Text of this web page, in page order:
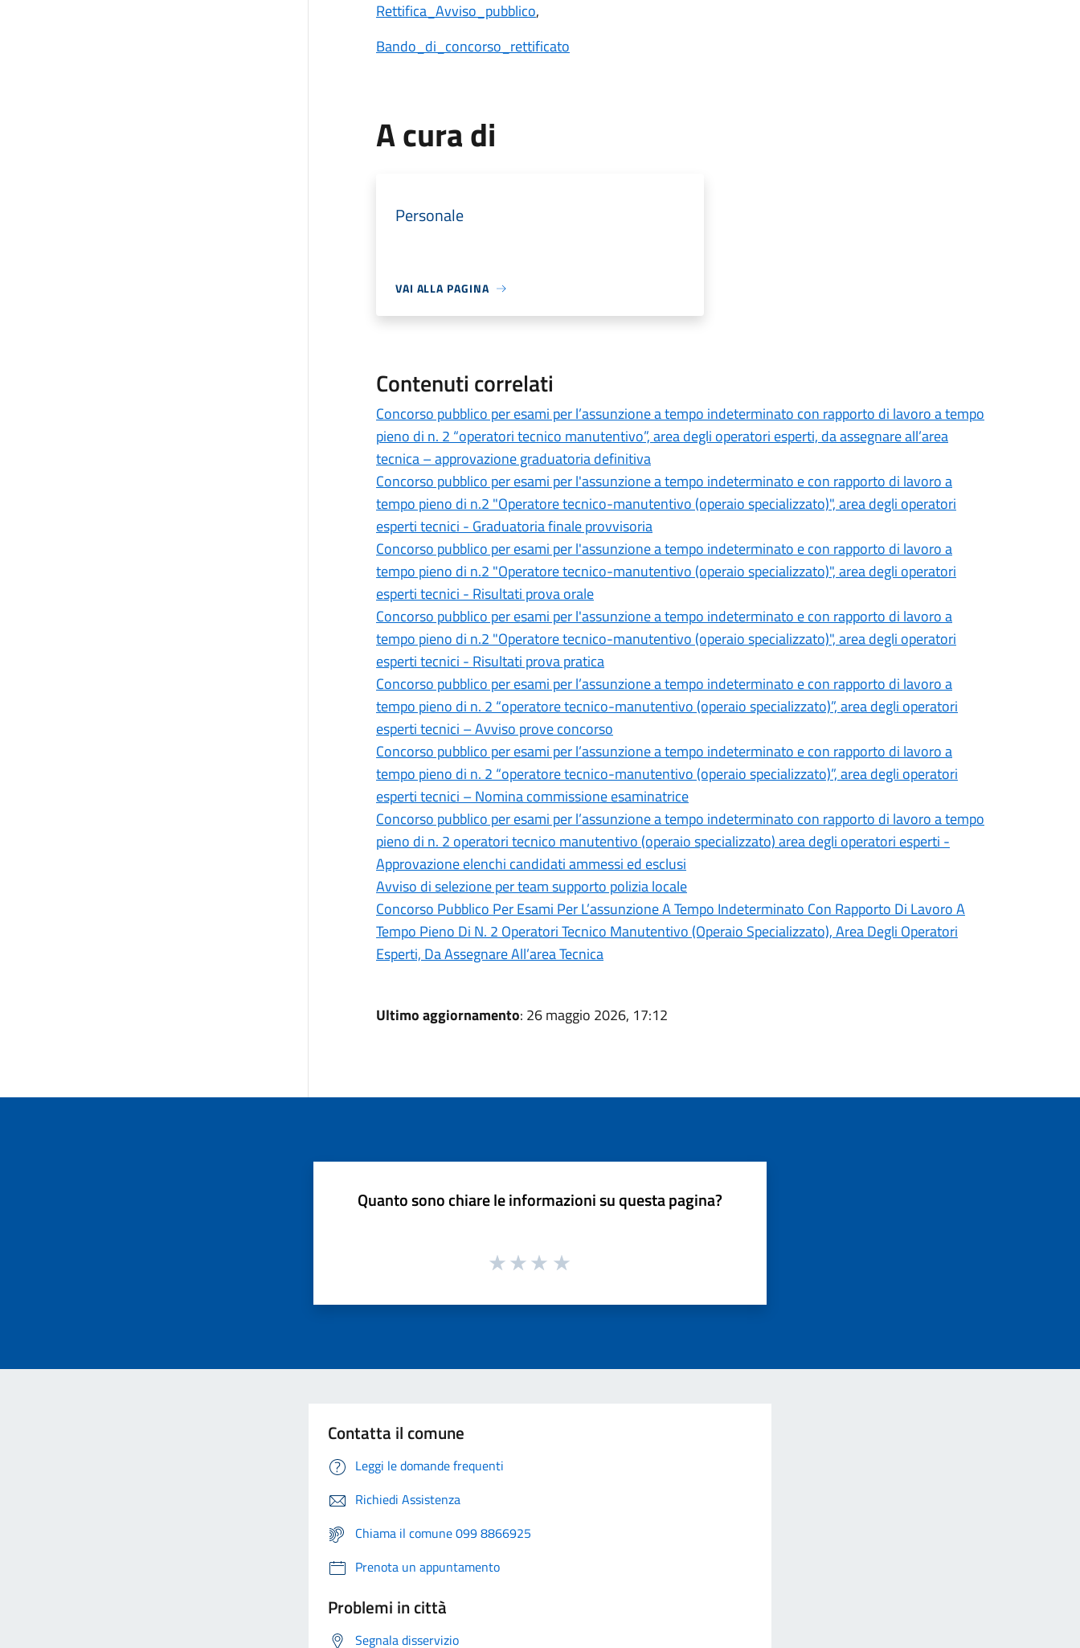
Rettifica_Avviso_pubblico,
Bando_di_concorso_rettificato
A cura di
Personale
VAI ALLA PAGINA
Contenuti correlati
Concorso pubblico per esami per l’assunzione a tempo indeterminato con rapporto di lavoro a tempo
pieno di n. 2 “operatori tecnico manutentivo”, area degli operatori esperti, da assegnare all’area
tecnica – approvazione graduatoria definitiva
Concorso pubblico per esami per l'assunzione a tempo indeterminato e con rapporto di lavoro a
tempo pieno di n.2 "Operatore tecnico-manutentivo (operaio specializzato)", area degli operatori
esperti tecnici - Graduatoria finale provvisoria
Concorso pubblico per esami per l'assunzione a tempo indeterminato e con rapporto di lavoro a
tempo pieno di n.2 "Operatore tecnico-manutentivo (operaio specializzato)", area degli operatori
esperti tecnici - Risultati prova orale
Concorso pubblico per esami per l'assunzione a tempo indeterminato e con rapporto di lavoro a
tempo pieno di n.2 "Operatore tecnico-manutentivo (operaio specializzato)", area degli operatori
esperti tecnici - Risultati prova pratica
Concorso pubblico per esami per l’assunzione a tempo indeterminato e con rapporto di lavoro a
tempo pieno di n. 2 “operatore tecnico-manutentivo (operaio specializzato)”, area degli operatori
esperti tecnici – Avviso prove concorso
Concorso pubblico per esami per l’assunzione a tempo indeterminato e con rapporto di lavoro a
tempo pieno di n. 2 “operatore tecnico-manutentivo (operaio specializzato)”, area degli operatori
esperti tecnici – Nomina commissione esaminatrice
Concorso pubblico per esami per l’assunzione a tempo indeterminato con rapporto di lavoro a tempo
pieno di n. 2 operatori tecnico manutentivo (operaio specializzato) area degli operatori esperti -
Approvazione elenchi candidati ammessi ed esclusi
Avviso di selezione per team supporto polizia locale
Concorso Pubblico Per Esami Per L’assunzione A Tempo Indeterminato Con Rapporto Di Lavoro A
Tempo Pieno Di N. 2 Operatori Tecnico Manutentivo (Operaio Specializzato), Area Degli Operatori
Esperti, Da Assegnare All’area Tecnica
Ultimo aggiornamento: 26 maggio 2026, 17:12
Quanto sono chiare le informazioni su questa pagina?
Contatta il comune
Leggi le domande frequenti
Richiedi Assistenza
Chiama il comune 099 8866925
Prenota un appuntamento
Problemi in città
Segnala disservizio